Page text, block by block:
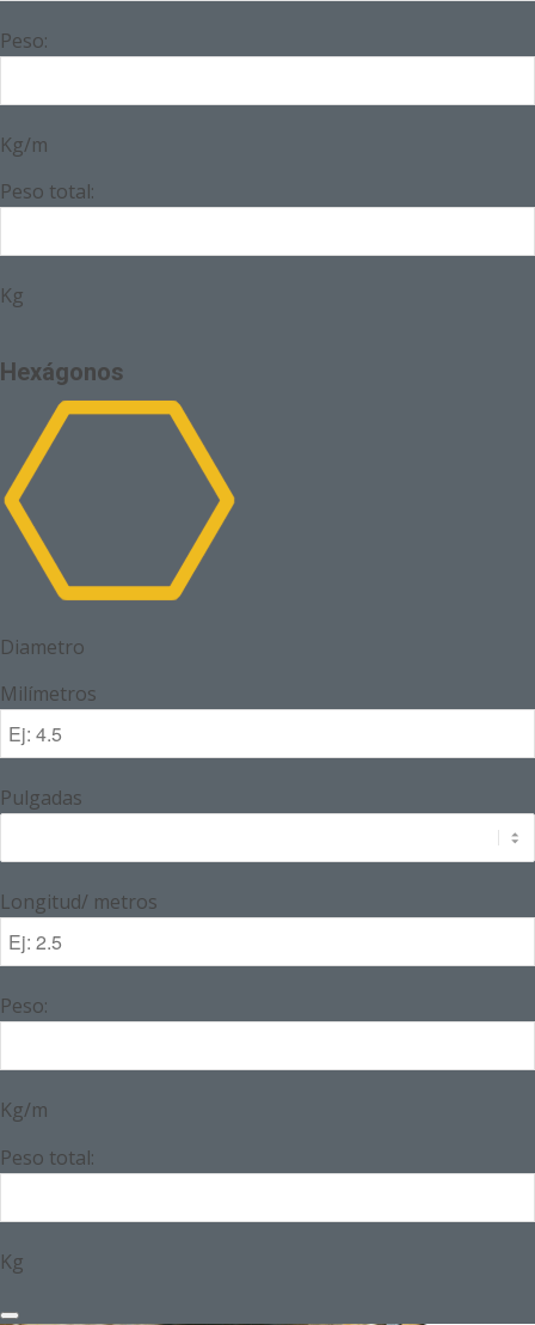
Peso:
Kg/m
Peso total:
Kg
Hexágonos
Diametro
Milímetros
Pulgadas
Longitud/ metros
Peso:
Kg/m
Peso total:
Kg